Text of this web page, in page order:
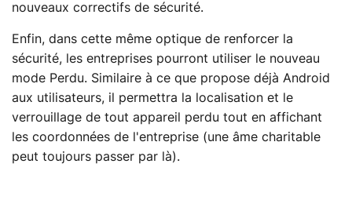
nouveaux correctifs de sécurité.
Enfin, dans cette même optique de renforcer la
sécurité, les entreprises pourront utiliser le nouveau
mode Perdu. Similaire à ce que propose déjà Android
aux utilisateurs, il permettra la localisation et le
verrouillage de tout appareil perdu tout en affichant
les coordonnées de l'entreprise (une âme charitable
peut toujours passer par là).